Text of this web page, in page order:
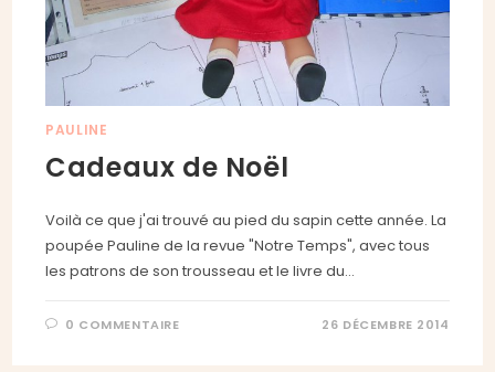
PAULINE
Cadeaux de Noël
Voilà ce que j'ai trouvé au pied du sapin cette année. La
poupée Pauline de la revue "Notre Temps", avec tous
les patrons de son trousseau et le livre du…
0 COMMENTAIRE 26 DÉCEMBRE 2014